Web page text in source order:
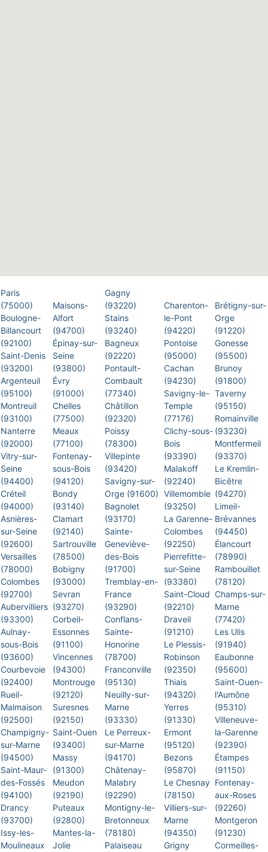
Paris
(75000)
Boulogne-
Billancourt
(92100)
Saint-Denis
(93200)
Argenteuil
(95100)
Montreuil
(93100)
Nanterre
(92000)
Vitry-sur-
Seine
(94400)
Créteil
(94000)
Asnières-
sur-Seine
(92600)
Versailles
(78000)
Colombes
(92700)
Aubervilliers
(93300)
Aulnay-
sous-Bois
(93600)
Courbevoie
(92400)
Rueil-
Malmaison
(92500)
Champigny-
sur-Marne
(94500)
Saint-Maur-
des-Fossés
(94100)
Drancy
(93700)
Issy-les-
Moulineaux
Maisons-
Alfort
(94700)
Épinay-sur-
Seine
(93800)
Évry
(91000)
Chelles
(77500)
Meaux
(77100)
Fontenay-
sous-Bois
(94120)
Bondy
(93140)
Clamart
(92140)
Sartrouville
(78500)
Bobigny
(93000)
Sevran
(93270)
Corbeil-
Essonnes
(91100)
Vincennes
(94300)
Montrouge
(92120)
Suresnes
(92150)
Saint-Ouen
(93400)
Massy
(91300)
Meudon
(92190)
Puteaux
(92800)
Mantes-la-
Jolie
Gagny
(93220)
Stains
(93240)
Bagneux
(92220)
Pontault-
Combault
(77340)
Châtillon
(92320)
Poissy
(78300)
Villepinte
(93420)
Savigny-sur-
Orge (91600)
Bagnolet
(93170)
Sainte-
Geneviève-
des-Bois
(91700)
Tremblay-en-
France
(93290)
Conflans-
Sainte-
Honorine
(78700)
Franconville
(95130)
Neuilly-sur-
Marne
(93330)
Le Perreux-
sur-Marne
(94170)
Châtenay-
Malabry
(92290)
Montigny-le-
Bretonneux
(78180)
Palaiseau
Charenton-
le-Pont
(94220)
Pontoise
(95000)
Cachan
(94230)
Savigny-le-
Temple
(77176)
Clichy-sous-
Bois
(93390)
Malakoff
(92240)
Villemomble
(93250)
La Garenne-
Colombes
(92250)
Pierrefitte-
sur-Seine
(93380)
Saint-Cloud
(92210)
Draveil
(91210)
Le Plessis-
Robinson
(92350)
Thiais
(94320)
Yerres
(91330)
Ermont
(95120)
Bezons
(95870)
Le Chesnay
(78150)
Villiers-sur-
Marne
(94350)
Grigny
Brétigny-sur-
Orge
(91220)
Gonesse
(95500)
Brunoy
(91800)
Taverny
(95150)
Romainville
(93230)
Montfermeil
(93370)
Le Kremlin-
Bicêtre
(94270)
Limeil-
Brévannes
(94450)
Élancourt
(78990)
Rambouillet
(78120)
Champs-sur-
Marne
(77420)
Les Ulis
(91940)
Eaubonne
(95600)
Saint-Ouen-
l'Aumône
(95310)
Villeneuve-
la-Garenne
(92390)
Étampes
(91150)
Fontenay-
aux-Roses
(92260)
Montgeron
(91230)
Cormeilles-